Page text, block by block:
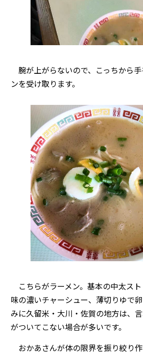
腕が上がらないので、こっちから
ンを受け取ります。
こちらがラーメン。基本の中太スト
味の濃いチャーシュー、薄切りゆで
みに久留米・大川・佐賀の地方は、
がついてこない場合が多いです。
おかあさんが体の限界を振り絞り